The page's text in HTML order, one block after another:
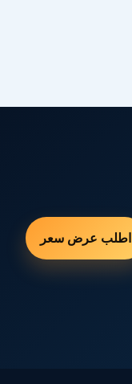
اطلب عرض سعر